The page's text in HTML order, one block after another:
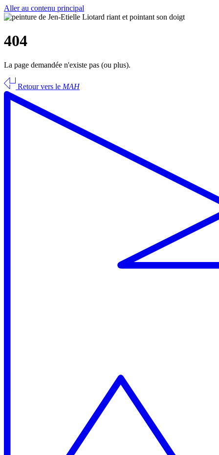
Aller au contenu principal
404
La page demandée n'existe pas (ou plus).
Retour vers le MAH